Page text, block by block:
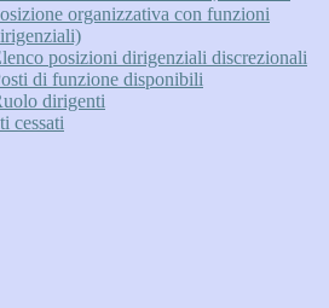
organizzativa con funzioni
posizioni dirigenziali discrezionali
di funzione disponibili
dirigenti
cessati